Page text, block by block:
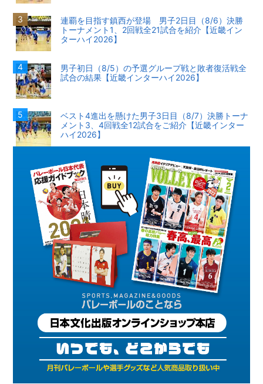
連覇を目指す鎮西が登場 男子2日目（8/6）決勝
トーナメント1、2回戦全21試合を紹介【近畿イン
ターハイ2026】
男子初日（8/5）の予選グループ戦と敗者復活戦全
試合の結果【近畿インターハイ2026】
ベスト4進出を懸けた男子3日目（8/7）決勝トーナ
メント3、4回戦全12試合をご紹介【近畿インター
ハイ2026】